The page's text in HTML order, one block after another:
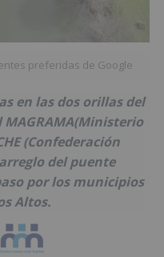
preferidas de Google
en las dos orillas del
(Confederación
del puente
por los municipios
Altos.